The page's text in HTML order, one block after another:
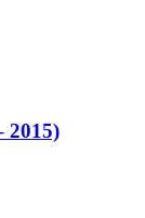
2015)